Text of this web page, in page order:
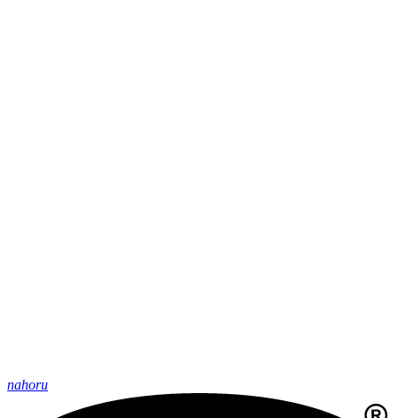
nahoru